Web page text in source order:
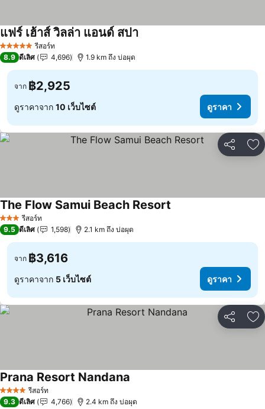
5 ดาว รีสอร์ท
แฟร์ เฮ้าส์ วิลล่า แอนด์ สปาดูราคา
8.9 ดีเลิศ 4,696 1.9 km ถึง บ่อผุด
จาก ฿2,925
ดูราคาจาก 10 เว็บไซต์ ดูราคา
แชร์ เ
3 ดาว รีสอร์ท
The Flow Samui Beach Resort
9.5 ดีเลิศ 1,598 2.1 km ถึง บ่อผุด
จาก ฿3,616
ดูราคาจาก 5 เว็บไซต์ ดูราคา
แชร์ เ
4 ดาว รีสอร์ท
Prana Resort Nandana
9.3 ดีเลิศ 4,766 2.4 km ถึง บ่อผุด